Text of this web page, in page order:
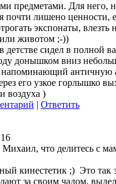
предметами. Для него,
почти лишено ценности,
экспонаты, влезть
животом ;-))
сидел в полной
донышком вниз
напоминающий античную
его узкое горлышко
воздуха )
Ответить
что делитесь с
кинестетик ;) Это так
за своим чадом,